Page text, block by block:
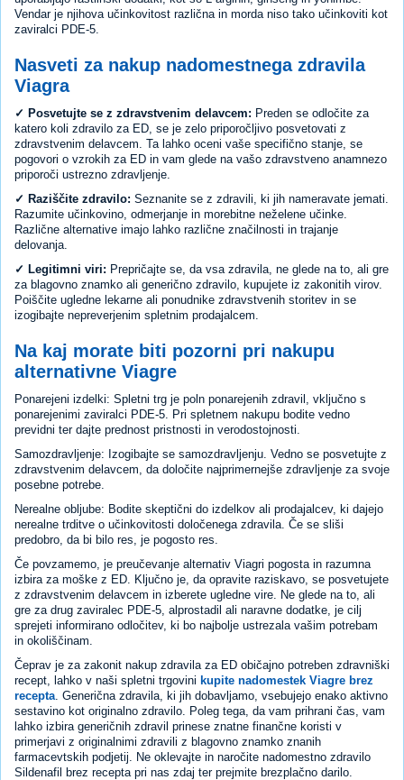
Vendar je njihova učinkovitost različna in morda niso tako učinkoviti kot
zaviralci PDE-5.
Nasveti za nakup nadomestnega zdravila
Viagra
✓ Posvetujte se z zdravstvenim delavcem: Preden se odločite za
katero koli zdravilo za ED, se je zelo priporočljivo posvetovati z
zdravstvenim delavcem. Ta lahko oceni vaše specifično stanje, se
pogovori o vzrokih za ED in vam glede na vašo zdravstveno anamnezo
priporoči ustrezno zdravljenje.
✓ Raziščite zdravilo: Seznanite se z zdravili, ki jih nameravate jemati.
Razumite učinkovino, odmerjanje in morebitne neželene učinke.
Različne alternative imajo lahko različne značilnosti in trajanje
delovanja.
✓ Legitimni viri: Prepričajte se, da vsa zdravila, ne glede na to, ali gre
za blagovno znamko ali generično zdravilo, kupujete iz zakonitih virov.
Poiščite ugledne lekarne ali ponudnike zdravstvenih storitev in se
izogibajte nepreverjenim spletnim prodajalcem.
Na kaj morate biti pozorni pri nakupu
alternativne Viagre
Ponarejeni izdelki: Spletni trg je poln ponarejenih zdravil, vključno s
ponarejenimi zaviralci PDE-5. Pri spletnem nakupu bodite vedno
previdni ter dajte prednost pristnosti in verodostojnosti.
Samozdravljenje: Izogibajte se samozdravljenju. Vedno se posvetujte z
zdravstvenim delavcem, da določite najprimernejše zdravljenje za svoje
posebne potrebe.
Nerealne obljube: Bodite skeptični do izdelkov ali prodajalcev, ki dajejo
nerealne trditve o učinkovitosti določenega zdravila. Če se sliši
predobro, da bi bilo res, je pogosto res.
Če povzamemo, je preučevanje alternativ Viagri pogosta in razumna
izbira za moške z ED. Ključno je, da opravite raziskavo, se posvetujete
z zdravstvenim delavcem in izberete ugledne vire. Ne glede na to, ali
gre za drug zaviralec PDE-5, alprostadil ali naravne dodatke, je cilj
sprejeti informirano odločitev, ki bo najbolje ustrezala vašim potrebam
in okoliščinam.
Čeprav je za zakonit nakup zdravila za ED običajno potreben zdravniški
recept, lahko v naši spletni trgovini kupite nadomestek Viagre brez
recepta . Generična zdravila, ki jih dobavljamo, vsebujejo enako aktivno
sestavino kot originalno zdravilo. Poleg tega, da vam prihrani čas, vam
lahko izbira generičnih zdravil prinese znatne finančne koristi v
primerjavi z originalnimi zdravili z blagovno znamko znanih
farmacevtskih podjetij. Ne oklevajte in naročite nadomestno zdravilo
Sildenafil brez recepta pri nas zdaj ter prejmite brezplačno darilo.